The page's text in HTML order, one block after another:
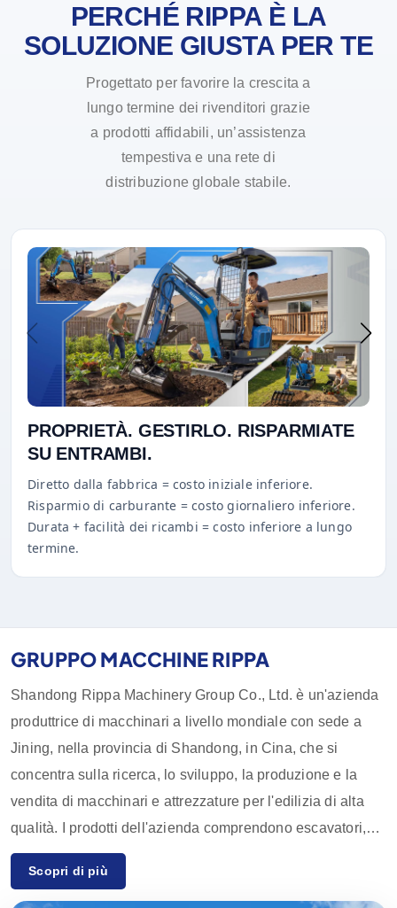
PERCHÉ RIPPA È LA
SOLUZIONE GIUSTA PER TE
Progettato per favorire la crescita a
lungo termine dei rivenditori grazie
a prodotti affidabili, un’assistenza
tempestiva e una rete di
distribuzione globale stabile.
PROPRIETÀ. GESTIRLO. RISPARMIATE
SU ENTRAMBI.
Diretto dalla fabbrica = costo iniziale inferiore.
Risparmio di carburante = costo giornaliero inferiore.
Durata + facilità dei ricambi = costo inferiore a lungo
termine.
GRUPPO MACCHINE RIPPA
Shandong Rippa Machinery Group Co., Ltd. è un'azienda
produttrice di macchinari a livello mondiale con sede a
Jining, nella provincia di Shandong, in Cina, che si
concentra sulla ricerca, lo sviluppo, la produzione e la
vendita di macchinari e attrezzature per l'edilizia di alta
qualità. I prodotti dell'azienda comprendono escavatori,
pale, carrelli elevatori, skid loader e relativi accessori,
ampiamente utilizzati in agricoltura, edilizia, miniere e altri
Scopri di più